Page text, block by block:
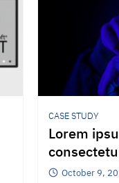
CASE STUDY
Lorem
peOctober 9,